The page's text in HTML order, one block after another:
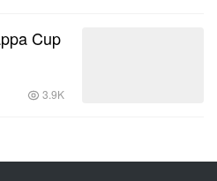
Cup
3.9K